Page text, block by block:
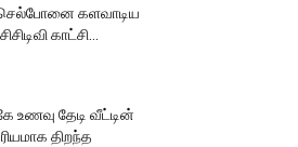
களவாடிய
காட்சி…
உணவு தேடி வீட்டின்
திறந்த